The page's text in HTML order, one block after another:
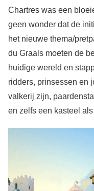
Chartres was een
geen wonder dat de
het nieuwe thema/
du Graals moeten de
huidige wereld en
ridders, prinsessen en
valkerij zijn,
en zelfs een kasteel